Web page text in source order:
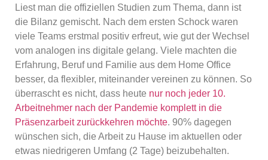
Liest man die offiziellen Studien zum Thema, dann ist
die Bilanz gemischt. Nach dem ersten Schock waren
viele Teams erstmal positiv erfreut, wie gut der Wechsel
vom analogen ins digitale gelang. Viele machten die
Erfahrung, Beruf und Familie aus dem Home Office
besser, da flexibler, miteinander vereinen zu können. So
überrascht es nicht, dass heute nur noch jeder 10.
Arbeitnehmer nach der Pandemie komplett in die
Präsenzarbeit zurückkehren möchte. 90% dagegen
wünschen sich, die Arbeit zu Hause im aktuellen oder
etwas niedrigeren Umfang (2 Tage) beizubehalten.